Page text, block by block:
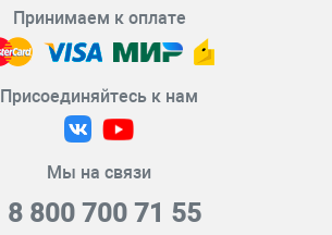
Принимаем к оплате
Присоединяйтесь к нам
Мы на связи
8 800 700 71 55